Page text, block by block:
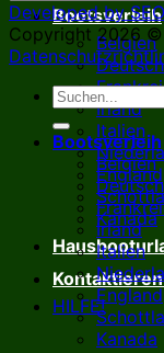
Bootsverleih
Belgien
Irland
Italien
England
Kanada
HILFE!
Developed by
Copyright 2026 ©
Bootsverleih
Belgien
Irland
Italien
England
Kanada